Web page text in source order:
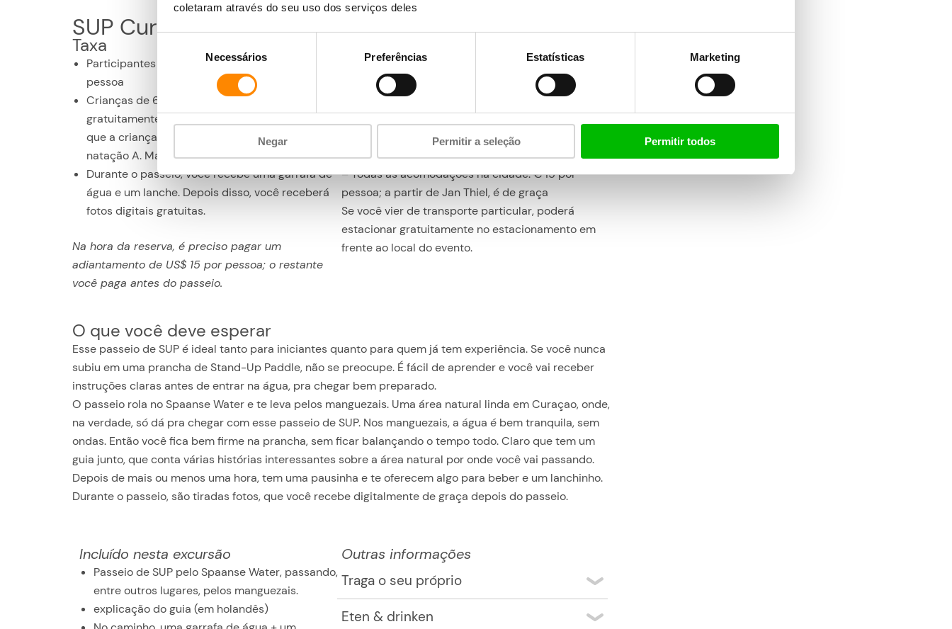
coletaram através do seu uso dos serviços deles
consentimento
Necessários Preferências Estatísticas Marketing
Negar Permitir a seleção Permitir todos
SUP Curaçao
Taxa
Participantes a partir de 12 anos: US$ 74 por
pessoa
Crianças de 6 a 11 anos. podem participar
gratuitamente a bordo de um dos pais, desde
que a criança tenha pelo menos o certificado de
natação A. Máx. 1 criança extra por pessoa.
Durante o passeio, você recebe uma garrafa de
água e um lanche. Depois disso, você receberá
fotos digitais gratuitas.
Na hora da reserva, é preciso pagar um
adiantamento de US$ 15 por pessoa; o restante
você paga antes do passeio.
A SUP Curaçao fica no
Spaanse Water, do lado da
Baía de Caracas
(depois do Vissershaven, vire à
esquerda).
levarem de volta pra casa. Tarifas do serviço de
traslado do hotel:
– Todas as acomodações na cidade: € 15 por
pessoa; a partir de Jan Thiel, é de graça
Se você vier de transporte particular, poderá
estacionar gratuitamente no estacionamento em
frente ao local do evento.
O que você deve esperar
Esse passeio de SUP é ideal tanto para iniciantes quanto para quem já tem experiência. Se você nunca
subiu em uma prancha de Stand-Up Paddle, não se preocupe. É fácil de aprender e você vai receber
instruções claras antes de entrar na água, pra chegar bem preparado.
O passeio rola no Spaanse Water e te leva pelos manguezais. Uma área natural linda em Curaçao, onde,
na verdade, só dá pra chegar com esse passeio de SUP. Nos manguezais, a água é bem tranquila, sem
ondas. Então você fica bem firme na prancha, sem ficar balançando o tempo todo. Claro que tem um
guia junto, que conta várias histórias interessantes sobre a área natural por onde você vai passando.
Depois de mais ou menos uma hora, tem uma pausinha e te oferecem algo para beber e um lanchinho.
Durante o passeio, são tiradas fotos, que você recebe digitalmente de graça depois do passeio.
Incluído nesta excursão
Passeio de SUP pelo Spaanse Water, passando,
entre outros lugares, pelos manguezais.
explicação do guia (em holandês)
Outras informações
Traga o seu próprio
Roupa de banho, toalha
Eten & drinken